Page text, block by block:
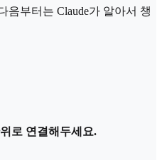
음부터는 Claude가 알아서 챙
로 연결해두세요.